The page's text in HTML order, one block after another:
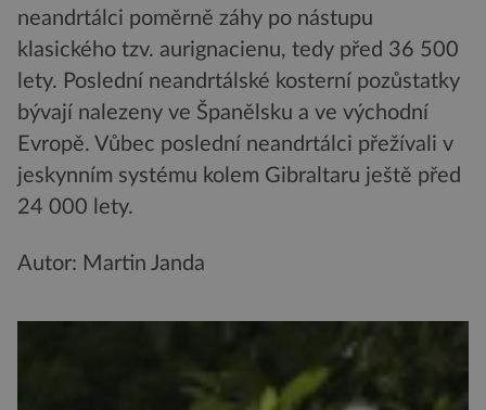
neandrtálci poměrně záhy po nástupu
klasického tzv. aurignacienu, tedy před 36 500
lety. Poslední neandrtálské kosterní pozůstatky
bývají nalezeny ve Španělsku a ve východní
Evropě. Vůbec poslední neandrtálci přežívali v
jeskynním systému kolem Gibraltaru ještě před
24 000 lety.
Autor: Martin Janda